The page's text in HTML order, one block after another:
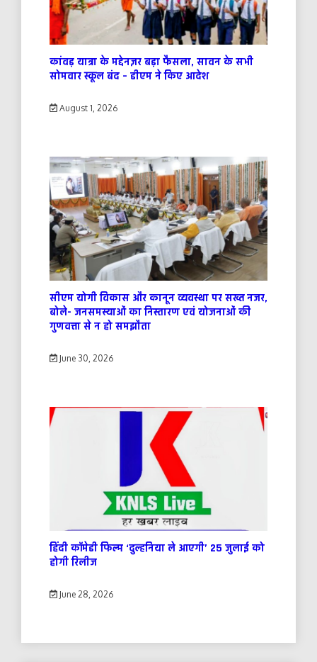
कांवड़ यात्रा के मद्देनज़र बड़ा फैसला, सावन के सभी
सोमवार स्कूल बंद – डीएम ने किए आदेश
August 1, 2026
सीएम योगी विकास और कानून व्यवस्था पर सख्त नजर,
बोले- जनसमस्याओं का निस्तारण एवं योजनाओं की
गुणवत्ता से न हो समझौता
June 30, 2026
हिंदी कॉमेडी फिल्म ‘दुल्हनिया ले आएगी’ 25 जुलाई को
होगी रिलीज
June 28, 2026